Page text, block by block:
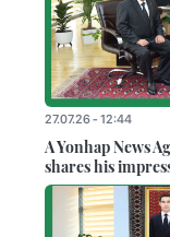
27.07.26 - 12:44
A Yonhap News
shares his